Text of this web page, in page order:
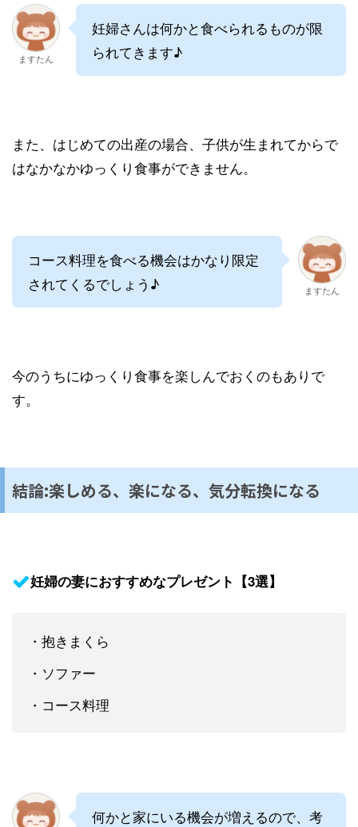
ますたん
妊婦さんは何かと食べられるものが限
られてきます♪
また、はじめての出産の場合、子供が生まれてからで
はなかなかゆっくり食事ができません。
コース料理を食べる機会はかなり限定
されてくるでしょう♪
ますたん
今のうちにゆっくり食事を楽しんでおくのもありで
す。
結論:楽しめる、楽になる、気分転換になる
妊婦の妻におすすめなプレゼント【3選】
・抱きまくら
・ソファー
・コース料理
何かと家にいる機会が増えるので、考